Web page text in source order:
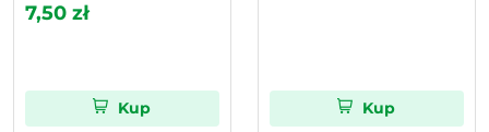
7,50 zł
Kup Kup